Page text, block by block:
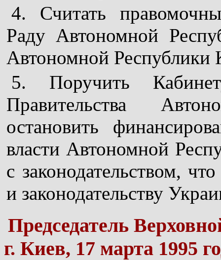
4. Считать
Раду Автономной
Автономной
5. Поручить
Правительства
остановить
власти Автономной
с законодательством,
и законодательству
Председатель
г. Киев, 17 марта 1995